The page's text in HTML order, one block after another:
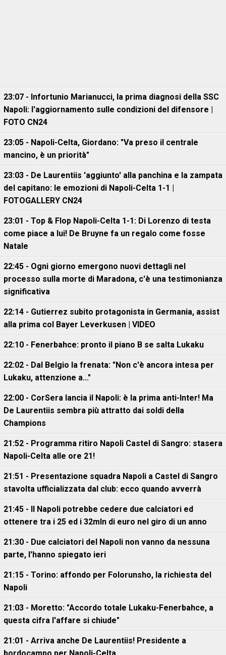
23:07 - Infortunio Marianucci, la prima diagnosi della SSC
Napoli: l'aggiornamento sulle condizioni del difensore |
FOTO CN24
23:05 - Napoli-Celta, Giordano: "Va preso il centrale
mancino, è un priorità"
23:03 - De Laurentiis 'aggiunto' alla panchina e la zampata
del capitano: le emozioni di Napoli-Celta 1-1 |
FOTOGALLERY CN24
23:01 - Top & Flop Napoli-Celta 1-1: Di Lorenzo di testa
come piace a lui! De Bruyne fa un regalo come fosse
Natale
22:45 - Ogni giorno emergono nuovi dettagli nel
processo sulla morte di Maradona, c'è una testimonianza
significativa
22:14 - Gutierrez subito protagonista in Germania, assist
alla prima col Bayer Leverkusen | VIDEO
22:10 - Fenerbahce: pronto il piano B se salta Lukaku
22:02 - Dal Belgio la frenata: "Non c'è ancora intesa per
Lukaku, attenzione a..."
22:00 - CorSera lancia il Napoli: è la prima anti-Inter! Ma
De Laurentiis sembra più attratto dai soldi della
Champions
21:52 - Programma ritiro Napoli Castel di Sangro: stasera
Napoli-Celta alle ore 21!
21:51 - Presentazione squadra Napoli a Castel di Sangro
stavolta ufficializzata dal club: ecco quando avverrà
21:45 - Il Napoli potrebbe cedere due calciatori ed
ottenere tra i 25 ed i 32mln di euro nel giro di un anno
21:30 - Due calciatori del Napoli non vanno da nessuna
parte, l'hanno spiegato ieri
21:15 - Torino: affondo per Folorunsho, la richiesta del
Napoli
21:03 - Moretto: "Accordo totale Lukaku-Fenerbahce, a
questa cifra l'affare si chiude"
21:01 - Arriva anche De Laurentiis! Presidente a